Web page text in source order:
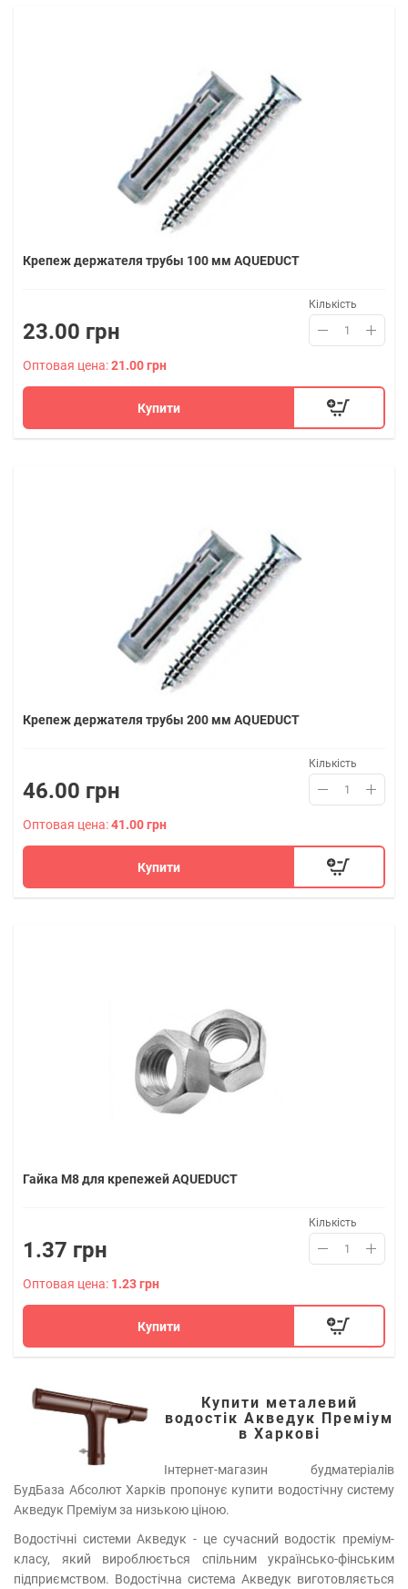
Крепеж держателя трубы 100 мм AQUEDUCT
23.00 грн
Кількість
Оптовая цена:21.00 грн
Купити
Крепеж держателя трубы 200 мм AQUEDUCT
46.00 грн
Кількість
Оптовая цена:41.00 грн
Купити
Гайка М8 для крепежей AQUEDUCT
1.37 грн
Кількість
Оптовая цена: 1.23 грн
Купити
Купити металевий
водостік Акведук Преміум
в Харкові
Інтернет-магазин будматеріалів
БудБаза Абсолют Харків пропонує купити водостічну систему
Акведук Преміум за низькою ціною.
Водостічні системи Акведук - це сучасний водостік преміум-
класу, який вироблюється спільним українсько-фінським
підприємством. Водостічна система Акведук виготовляється